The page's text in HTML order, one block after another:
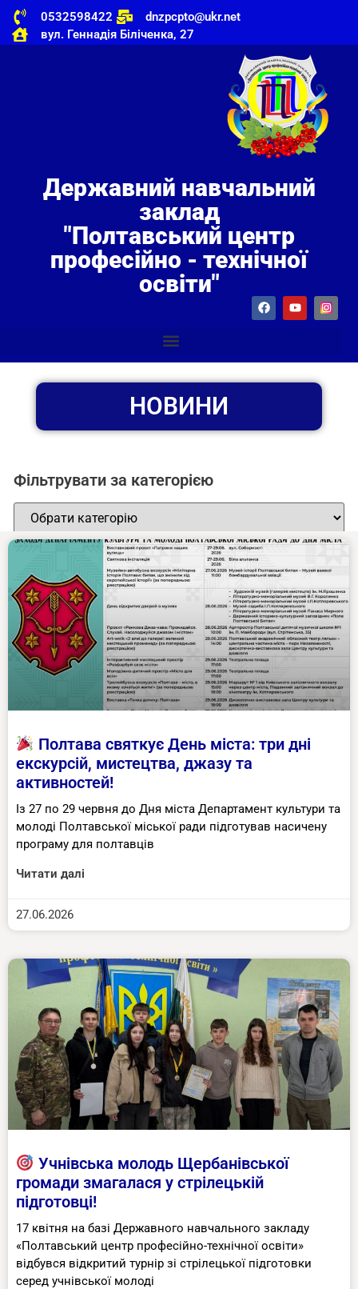
0532598422
dnzpcpto@ukr.net
вул. Геннадія Біліченка, 27
Державний навчальний
заклад
"Полтавський центр
професійно - технічної
освіти"
НОВИНИ
Фільтрувати за категорією
Полтава святкує День міста: три дні
екскурсій, мистецтва, джазу та
активностей!
Із 27 по 29 червня до Дня міста Департамент культури та
молоді Полтавської міської ради підготував насичену
програму для полтавців
Читати далі
27.06.2026
Учнівська молодь Щербанівської
громади змагалася у стрілецькій
підготовці!
17 квітня на базі Державного навчального закладу
«Полтавський центр професійно-технічної освіти»
відбувся відкритий турнір зі стрілецької підготовки
серед учнівської молоді